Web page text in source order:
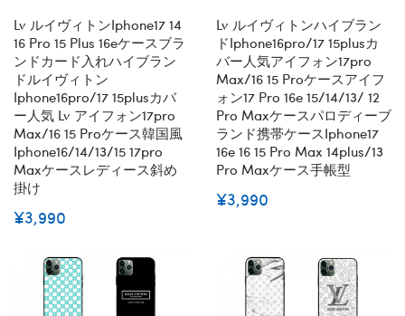
Lv ルイヴィトンiphone17 14
16 Pro 15 Plus 16eケースブラ
ンドカード入れハイブラン
ドルイヴィトン
Iphone16pro/17 15plusカバ
ー人気 Lv アイフォン17pro
Max/16 15 Proケース韓国風
Iphone16/14/13/15 17pro
Maxケースレディース斜め
掛け
¥3,990
Lv ルイヴィトンハイブラン
ドiphone16pro/17 15plusカ
バー人気アイフォン17pro
Max/16 15 Proケースアイフ
ォン17 Pro 16e 15/14/13/ 12
Pro Maxケースパロディーブ
ランド携帯ケースiphone17
16e 16 15 Pro Max 14plus/13
Pro Maxケース手帳型
¥3,990